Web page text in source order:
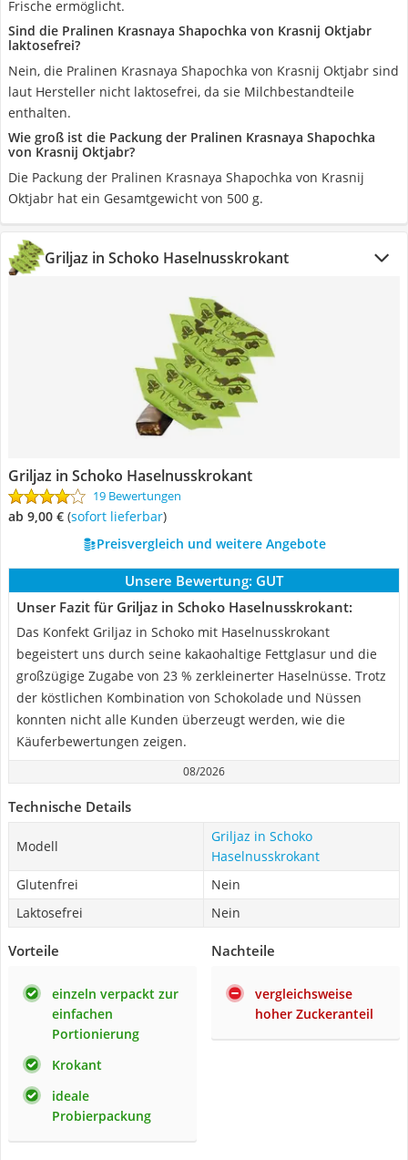
Frische ermöglicht.
Sind die Pralinen Krasnaya Shapochka von Krasnij Oktjabr
laktosefrei?
Nein, die Pralinen Krasnaya Shapochka von Krasnij Oktjabr sind
laut Hersteller nicht laktosefrei, da sie Milchbestandteile
enthalten.
Wie groß ist die Packung der Pralinen Krasnaya Shapochka
von Krasnij Oktjabr?
Die Packung der Pralinen Krasnaya Shapochka von Krasnij
Oktjabr hat ein Gesamtgewicht von 500 g.
Griljaz in Schoko Haselnusskrokant
Griljaz in Schoko Haselnusskrokant
19 Bewertungen
ab 9,00 € ( Sofort lieferbar)
Preisvergleich und weitere Angebote
Unsere Bewertung: GUT
Unser Fazit für Griljaz in Schoko Haselnusskrokant:
Das Konfekt Griljaz in Schoko mit Haselnusskrokant
begeistert uns durch seine kakaohaltige Fettglasur und die
großzügige Zugabe von 23 % zerkleinerter Haselnüsse. Trotz
der köstlichen Kombination von Schokolade und Nüssen
konnten nicht alle Kunden überzeugt werden, wie die
Käuferbewertungen zeigen.
08/2026
Technische Details
Modell
Griljaz in Schoko
Haselnusskrokant
Glutenfrei
Nein
Laktosefrei
Nein
Vorteile
einzeln verpackt zur
einfachen
Portionierung
Krokant
ideale
Probierpackung
Nachteile
vergleichsweise
hoher Zuckeranteil